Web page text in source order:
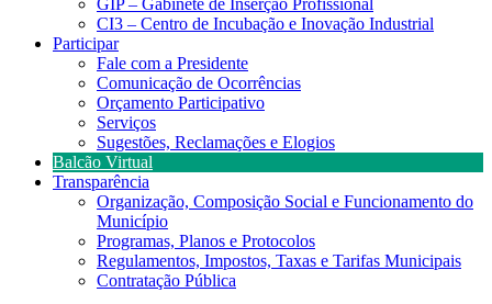
GIP – Gabinete de Inserção Profissional
CI3 – Centro de Incubação e Inovação Industrial
Participar
Fale com a Presidente
Comunicação de Ocorrências
Orçamento Participativo
Serviços
Sugestões, Reclamações e Elogios
Balcão Virtual
Transparência
Organização, Composição Social e Funcionamento do
Município
Programas, Planos e Protocolos
Regulamentos, Impostos, Taxas e Tarifas Municipais
Contratação Pública